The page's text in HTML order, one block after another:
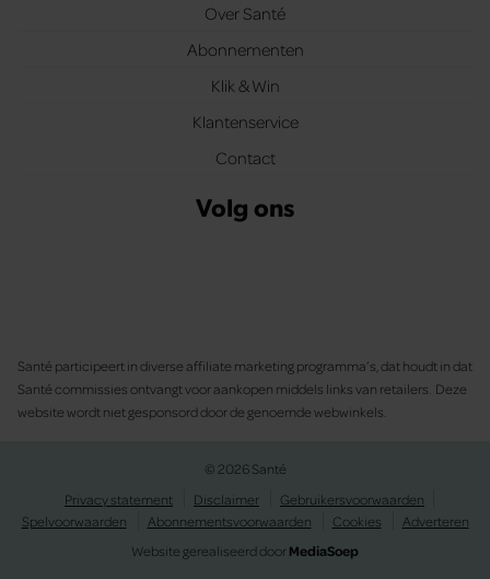
Over Santé
Abonnementen
Klik & Win
Klantenservice
Contact
Volg ons
Santé participeert in diverse affiliate marketing programma’s, dat houdt in dat
Santé commissies ontvangt voor aankopen middels links van retailers. Deze
website wordt niet gesponsord door de genoemde webwinkels.
© 2026 Santé
Privacy statement
Disclaimer
Gebruikersvoorwaarden
Spelvoorwaarden
Abonnementsvoorwaarden Cookies
Adverteren
Website gerealiseerd doorMediaSoep